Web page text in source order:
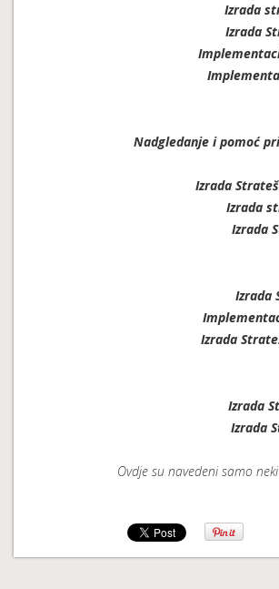
Izrada
Izrada
Nadgledanje i pomoć
Izrada
Izrada
Izrada
Izrada
Izrada
Izrada
Izrada
Ovdje su navedeni samo